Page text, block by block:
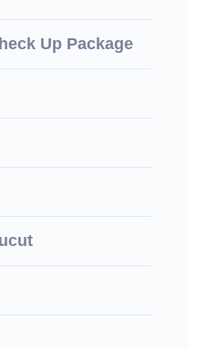
Up Package